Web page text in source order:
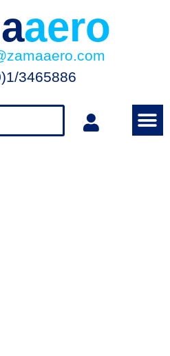
aero
3465886